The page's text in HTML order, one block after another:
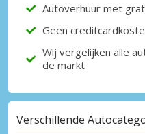
Autoverhuur met
Geen
Wij vergelijken alle
de markt
Verschillende